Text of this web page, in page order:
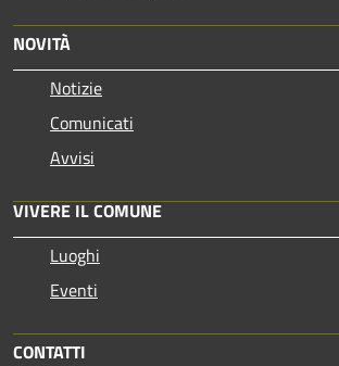
NOVITÀ
Notizie
Comunicati
Avvisi
VIVERE IL COMUNE
Luoghi
Eventi
CONTATTI